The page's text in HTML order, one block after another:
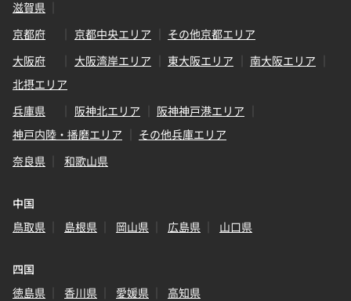
滋賀県
京都府
京都中央エリア
その他京都エリア
大阪府
大阪湾岸エリア 東大阪エリア
南大阪エリア
北摂エリア
兵庫県
阪神北エリア
阪神神戸港エリア
神戸内陸・播磨エリア
その他兵庫エリア
奈良県
和歌山県
中国
鳥取県
島根県 岡山県 広島県 山口県
四国
徳島県
香川県 愛媛県 高知県